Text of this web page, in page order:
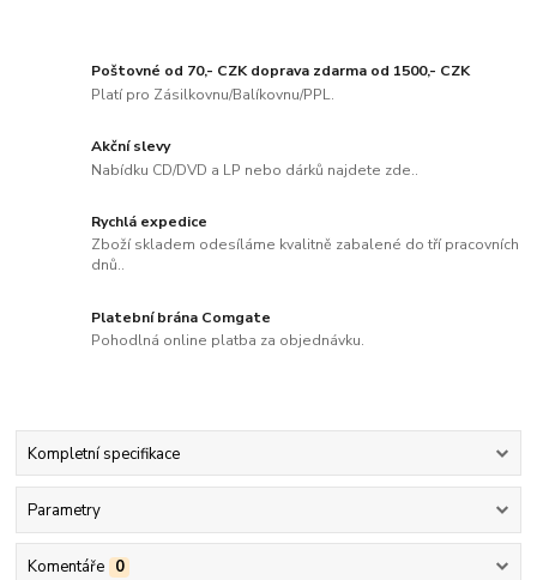
Poštovné od 70,- CZK doprava zdarma od 1500,- CZK
Platí pro Zásilkovnu/Balíkovnu/PPL.
Akční slevy
Nabídku CD/DVD a LP nebo dárků najdete zde..
Rychlá expedice
Zboží skladem odesíláme kvalitně zabalené do tří pracovních
dnů..
Platební brána Comgate
Pohodlná online platba za objednávku.
Kompletní specifikace
Parametry
Komentáře 0